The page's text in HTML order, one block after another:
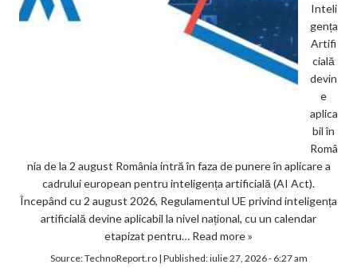
Inteli
gența
Artifi
cială
devin
e
aplica
bil în
Româ
nia de la 2 august România intră în faza de punere în aplicare a
cadrului european pentru inteligența artificială (AI Act).
Începând cu 2 august 2026, Regulamentul UE privind inteligența
artificială devine aplicabil la nivel național, cu un calendar
etapizat pentru… Read more »
Source:TechnoReport.ro| Published:iulie 27, 2026 - 6:27 am